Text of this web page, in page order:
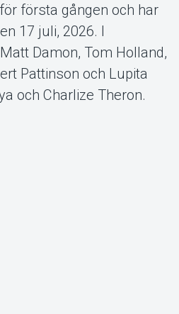
första gången och har
17 juli, 2026. I
Damon, Tom Holland,
Pattinson och Lupita
och Charlize Theron.